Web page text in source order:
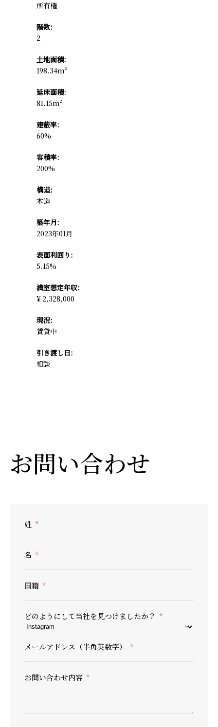
所有権
階数:
2
土地面積:
198.34m²
延床面積:
81.15m²
建蔽率:
60%
容積率:
200%
構造:
木造
築年月:
2023年01月
表面利回り:
5.15%
満室想定年収:
¥ 2,328,000
現況:
賃貸中
引き渡し日:
相談
お問い合わせ
姓
名
国籍
どのようにして当社を見つけましたか？
メールアドレス（半角英数字）
お問い合わせ内容